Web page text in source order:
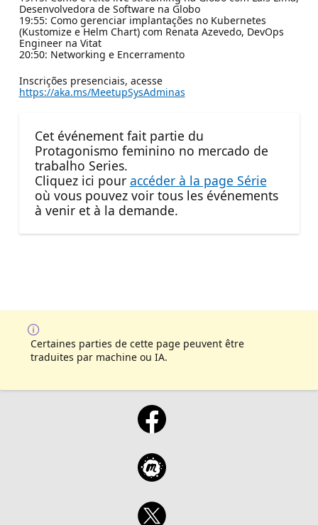
Desenvolvedora de Software na Globo
19:55: Como gerenciar implantações no Kubernetes
(Kustomize e Helm Chart) com Renata Azevedo, DevOps
Engineer na Vitat
20:50: Networking e Encerramento
Inscrições presenciais, acesse
https://aka.ms/MeetupSysAdminas
Cet événement fait partie du
Protagonismo feminino no mercado de
trabalho Series.
Cliquez ici pour accéder à la page Série
où vous pouvez voir tous les événements
à venir et à la demande.
Certaines parties de cette page peuvent être
traduites par machine ou IA.